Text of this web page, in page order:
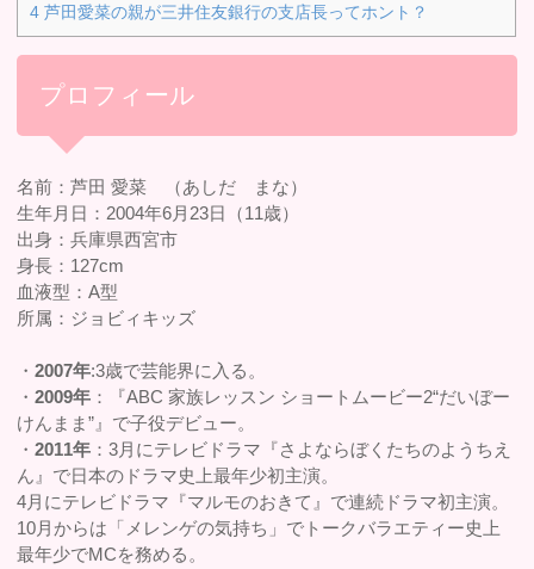
4 芦田愛菜の親が三井住友銀行の支店長ってホント？
プロフィール
名前：芦田 愛菜 （あしだ まな）
生年月日：2004年6月23日（11歳）
出身：兵庫県西宮市
身長：127cm
血液型：A型
所属：ジョビィキッズ
・2007年:3歳で芸能界に入る。
・2009年 ：『ABC 家族レッスン ショートムービー2“だいぼー
けんまま”』で子役デビュー。
・2011年 ：3月にテレビドラマ『さよならぼくたちのようちえ
ん』で日本のドラマ史上最年少初主演。
4月にテレビドラマ『マルモのおきて』で連続ドラマ初主演。
10月からは「メレンゲの気持ち」でトークバラエティー史上
最年少でMCを務める。